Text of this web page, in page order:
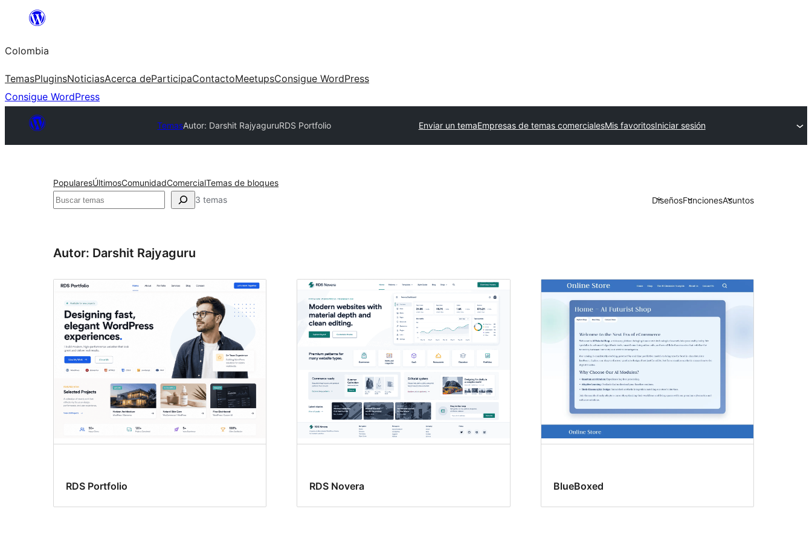
Saltar
contenido
Colombia
TemasPluginsNoticiasAcerca deParticipaContactoMeetupsConsigue WordPress
Consigue WordPress
TemasAutor: Darshit RajyaguruRDS Portfolio Enviar un temaEmpresas de temas comercialesMis favoritosIniciar sesión
PopularesÚltimosComunidadComercialTemas de bloques
Buscar 3 temas DiseñosFuncionesAsuntos
Autor: Darshit Rajyaguru
RDS Portfolio RDS Novera BlueBoxed